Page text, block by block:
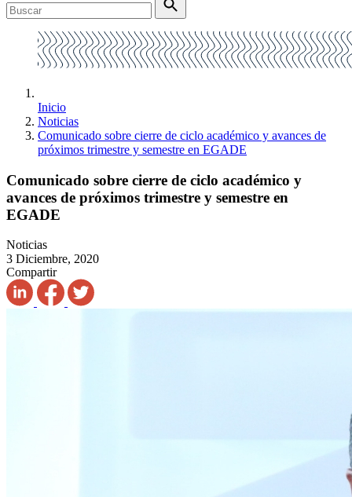
Inicio
Noticias
Comunicado sobre cierre de ciclo académico y avances de
próximos trimestre y semestre en EGADE
Comunicado sobre cierre de ciclo académico y
avances de próximos trimestre y semestre en
EGADE
Noticias
3 Diciembre, 2020
Compartir